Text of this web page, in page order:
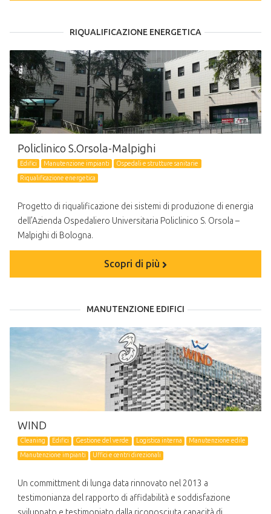
RIQUALIFICAZIONE ENERGETICA
Policlinico S.Orsola-Malpighi
Edifici Manutenzione impianti
Ospedali e strutture sanitarie
Riqualificazione energetica
Progetto di riqualificazione dei sistemi di produzione di energia
dell’Azienda Ospedaliero Universitaria Policlinico S. Orsola –
Malpighi di Bologna.
Scopri di più
MANUTENZIONE EDIFICI
WIND
Cleaning Edifici Gestione del verde Logistica interna
Manutenzione edile
Manutenzione impianti
Uffici e centri direzionali
Un committment di lunga data rinnovato nel 2013 a
testimonianza del rapporto di affidabilità e soddisfazione